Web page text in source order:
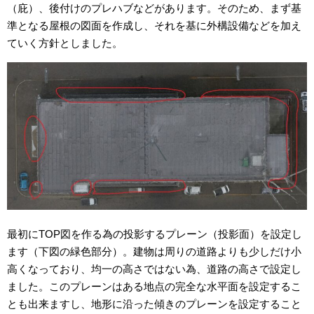
（庇）、後付けのプレハブなどがあります。そのため、まず基
準となる屋根の図面を作成し、それを基に外構設備などを加え
ていく方針としました。
最初にTOP図を作る為の投影するプレーン（投影面）を設定し
ます（下図の緑色部分）。建物は周りの道路よりも少しだけ小
高くなっており、均一の高さではない為、道路の高さで設定し
ました。このプレーンはある地点の完全な水平面を設定するこ
とも出来ますし、地形に沿った傾きのプレーンを設定すること